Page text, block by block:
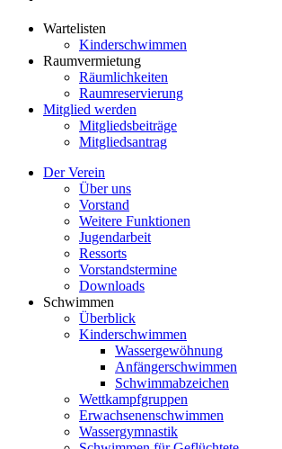
Wartelisten
Kinderschwimmen
Raumvermietung
Räumlichkeiten
Raumreservierung
Mitglied werden
Mitgliedsbeiträge
Mitgliedsantrag
Der Verein
Über uns
Vorstand
Weitere Funktionen
Jugendarbeit
Ressorts
Vorstandstermine
Downloads
Schwimmen
Überblick
Kinderschwimmen
Wassergewöhnung
Anfängerschwimmen
Schwimmabzeichen
Wettkampfgruppen
Erwachsenenschwimmen
Wassergymnastik